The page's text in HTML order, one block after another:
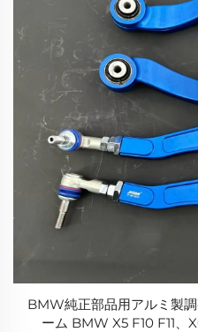
BMW純正部品用アルミ製
ーム BMW X5 F10 F11、